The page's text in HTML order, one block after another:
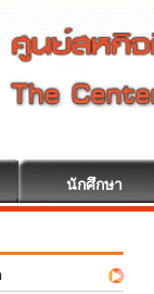
นักศึกษา